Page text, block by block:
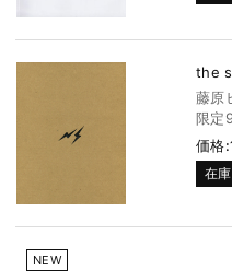
the
藤
限定
価格
在
NEW